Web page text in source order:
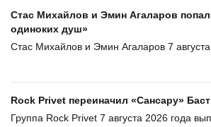
Стас Михайлов и Эмин Агаларов
одиноких душ»
Стас Михайлов и Эмин Агаларов 7
Rock Privet переиначил «Сансару»
Группа Rock Privet 7 августа 2026 года